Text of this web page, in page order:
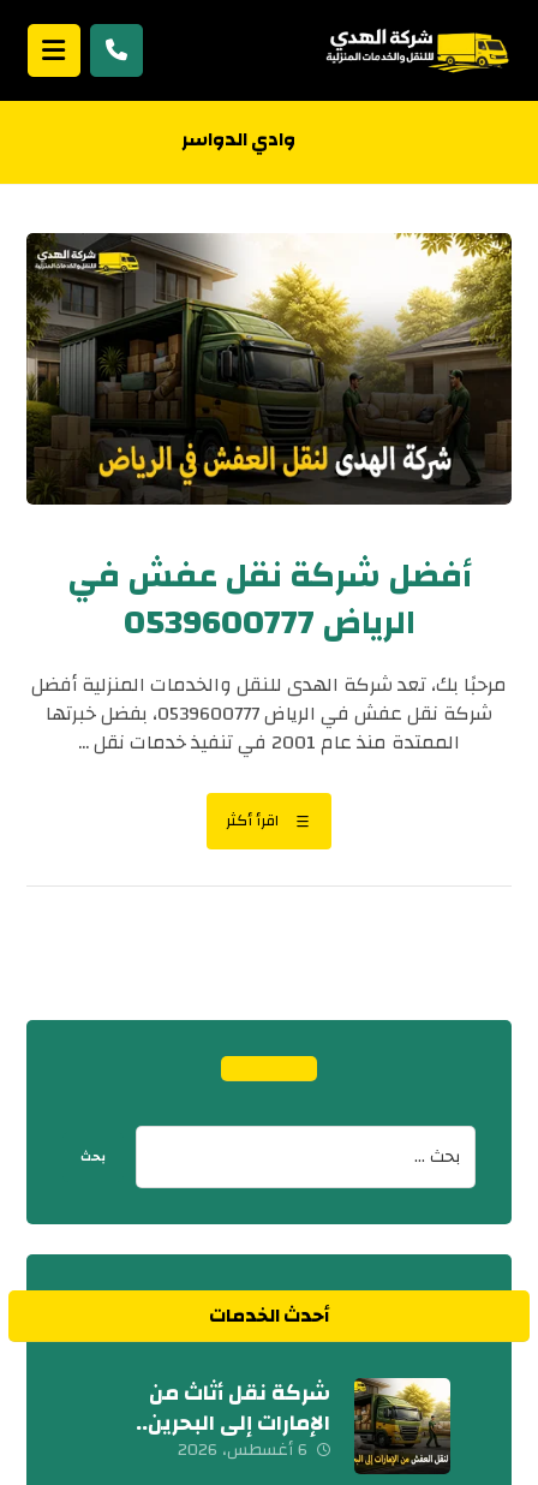
وادي الدواسر
أفضل شركة نقل عفش في
الرياض 0539600777
مرحبًا بك، تعد شركة الهدى للنقل والخدمات المنزلية أفضل
شركة نقل عفش في الرياض 0539600777، بفضل خبرتها
الممتدة منذ عام 2001 في تنفيذ خدمات نقل ...
اقرأ أكثر
أحدث الخدمات
شركة نقل أثاث من
الإمارات إلى البحرين..
كلمنا الآن
6 أغسطس، 2026